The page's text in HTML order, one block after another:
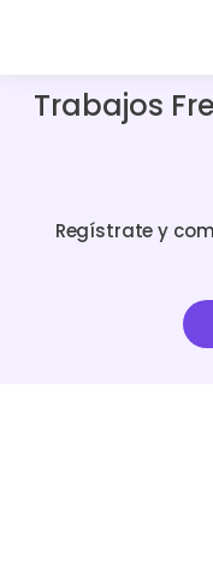
Trabajos
Regístrate y